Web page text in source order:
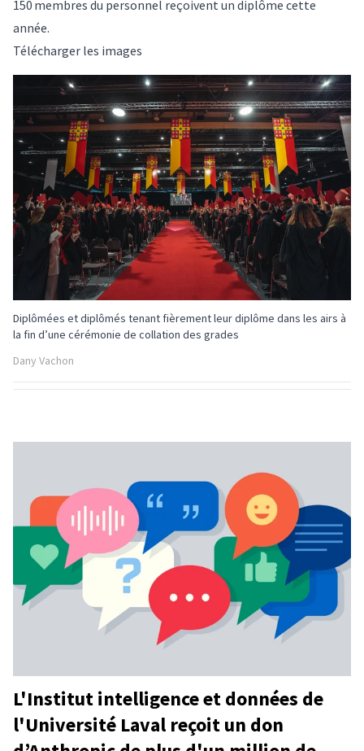
150 membres du personnel reçoivent un diplôme cette
année.
Télécharger les images
Diplômées et diplômés tenant fièrement leur diplôme dans les airs à
la fin d’une cérémonie de collation des grades
Dany Vachon
L'Institut intelligence et données de
l'Université Laval reçoit un don